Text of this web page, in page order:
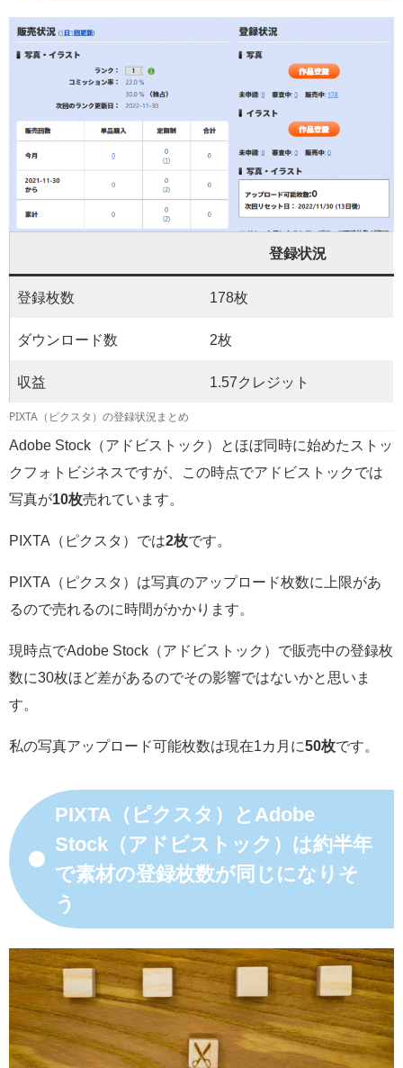
登録状況
登録枚数 178枚
ダウンロード数 2枚
収益 1.57クレジット
PIXTA（ピクスタ）の登録状況まとめ
Adobe Stock（アドビストック）とほぼ同時に始めたストッ
クフォトビジネスですが、この時点でアドビストックでは
写真が10枚売れています。
PIXTA（ピクスタ）では2枚です。
PIXTA（ピクスタ）は写真のアップロード枚数に上限があ
るので売れるのに時間がかかります。
現時点でAdobe Stock（アドビストック）で販売中の登録枚
数に30枚ほど差があるのでその影響ではないかと思いま
す。
私の写真アップロード可能枚数は現在1カ月に50枚です。
PIXTA（ピクスタ）とAdobe
Stock（アドビストック）は約半年
で素材の登録枚数が同じになりそ
う